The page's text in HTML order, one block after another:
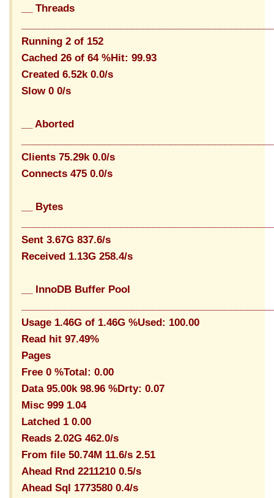
__ Threads
Running 2 of 152
Cached 26 of 64 %Hit: 99.93
Created 6.52k 0.0/s
Slow 0 0/s
__ Aborted
Clients 75.29k 0.0/s
Connects 475 0.0/s
__ Bytes
Sent 3.67G 837.6/s
Received 1.13G 258.4/s
__ InnoDB Buffer Pool
Usage 1.46G of 1.46G %Used: 100.00
Read hit 97.49%
Pages
Free 0 %Total: 0.00
Data 95.00k 98.96 %Drty: 0.07
Misc 999 1.04
Latched 1 0.00
Reads 2.02G 462.0/s
From file 50.74M 11.6/s 2.51
Ahead Rnd 2211210 0.5/s
Ahead Sql 1773580 0.4/s